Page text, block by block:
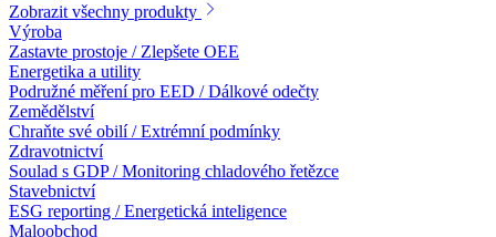
Zobrazit všechny produkty
Výroba
Zastavte prostoje / Zlepšete OEE
Energetika a utility
Podružné měření pro EED / Dálkové odečty
Zemědělství
Chraňte své obilí / Extrémní podmínky
Zdravotnictví
Soulad s GDP / Monitoring chladového řetězce
Stavebnictví
ESG reporting / Energetická inteligence
Maloobchod